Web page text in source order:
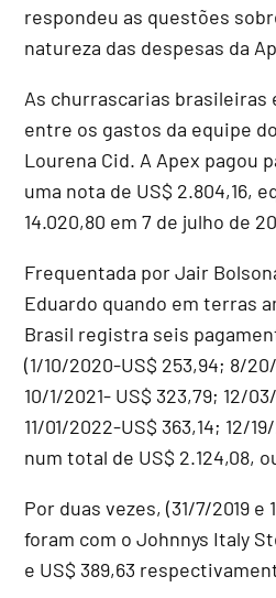
respondeu as questões
natureza das despesas da
As churrascarias brasileiras
entre os gastos da equipe
Lourena Cid. A Apex pagou
uma nota de US$ 2.804,16,
14.020,80 em 7 de julho de
Frequentada por Jair
Eduardo quando em terras
Brasil registra seis
(1/10/2020-US$ 253,94; 8/
10/1/2021- US$ 323,79; 12/
11/01/2022-US$ 363,14; 12/
num total de US$ 2.124,08,
Por duas vezes, (31/7/2019 e
foram com o Johnnys Italy
e US$ 389,63